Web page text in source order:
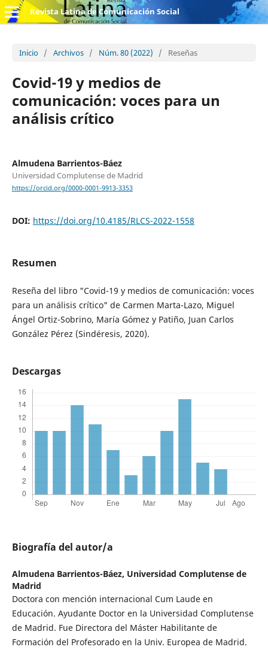
Revista Latina de Comunicación Social
Inicio / Archivos / Núm. 80 (2022) / Reseñas
Covid-19 y medios de
comunicación: voces para un
análisis crítico
Almudena Barrientos-Báez
Universidad Complutense de Madrid
https://orcid.org/0000-0001-9913-3353
DOI: https://doi.org/10.4185/RLCS-2022-1558
Resumen
Reseña del libro "Covid-19 y medios de comunicación: voces
para un análisis crítico" de Carmen Marta-Lazo, Miguel
Ángel Ortiz-Sobrino, María Gómez y Patiño, Juan Carlos
González Pérez (Sindéresis, 2020).
Descargas
Biografía del autor/a
Almudena Barrientos-Báez, Universidad Complutense de
Madrid
Doctora con mención internacional Cum Laude en
Educación. Ayudante Doctor en la Universidad Complutense
de Madrid. Fue Directora del Máster Habilitante de
Formación del Profesorado en la Univ. Europea de Madrid.